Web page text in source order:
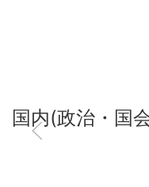
国内(政治・国